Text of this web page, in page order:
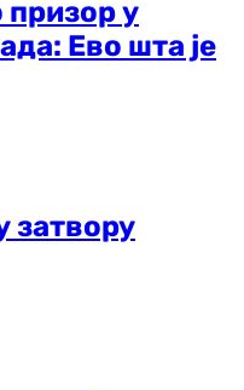
призор у
Ево шта је
затвору